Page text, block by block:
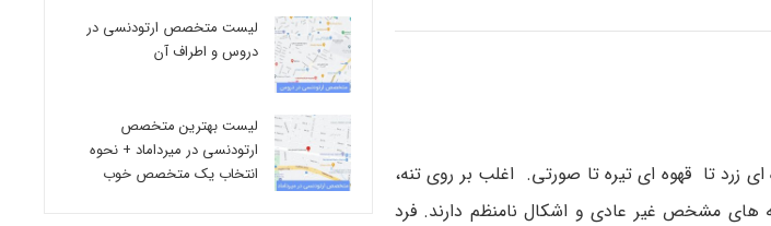
دارند، بین قهوه ای زرد تا قهوه ای تیره تا صورتی. اغلب بر روی تنه،
مشخص غیر عادی و اشکال نامنظم دارند. فرد
لیست متخصص ارتودنسی در
دروس و اطراف آن
لیست بهترین متخصص
ارتودنسی در میرداماد + نحوه
انتخاب یک متخصص خوب